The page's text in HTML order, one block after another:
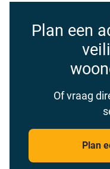
Plan een
Of vraag
Plan